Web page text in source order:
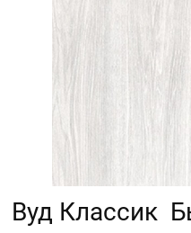
Вуд Классик